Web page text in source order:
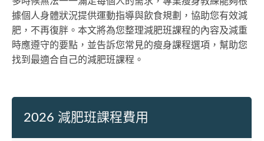
據個人身體狀況提供運動指導與飲食規劃，協助您有效減
肥，不再復胖。本文將為您整理減肥班課程的內容及減重
時應遵守的要點，並告訴您常見的瘦身課程選項，幫助您
找到最適合自己的減肥班課程。
2026 減肥班課程費用